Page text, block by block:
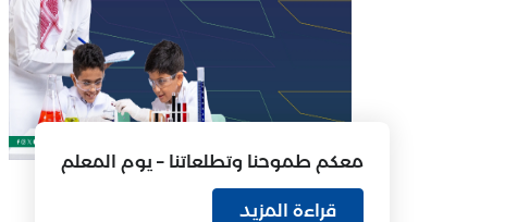
معكم طموحنا وتطلعاتنا – يوم المعلم
قراءة المزيد